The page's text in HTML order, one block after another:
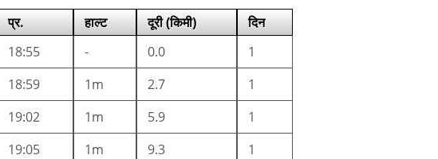
प्र. हाल्ट दूरी (किमी)
दिन
18:55 - 0.0
1
18:59 1m 2.7
1
19:02 1m 5.9
1
19:05 1m 9.3
1